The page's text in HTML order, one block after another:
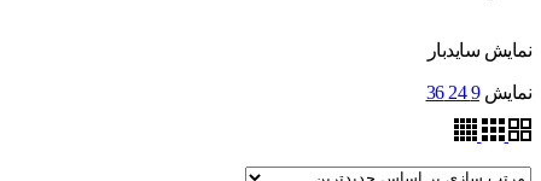
نمایش سایدبار
نمایش 9
24
36